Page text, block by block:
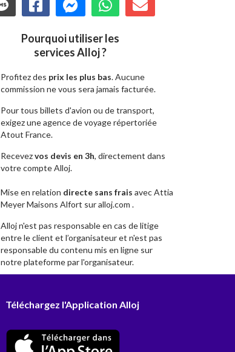
Pourquoi utiliser les
services Alloj ?
Profitez des prix les plus bas. Aucune
commission ne vous sera jamais facturée.
Pour tous billets d'avion ou de transport,
exigez une agence de voyage répertoriée
Atout France.
Recevezvos devis en 3h, directement dans
votre compte Alloj.
Mise en relation directe sans frais avec Attia
Meyer Maisons Alfort sur alloj.com .
Alloj n'est pas responsable en cas de litige
entre le client et l’organisateur et n'est pas
responsable du contenu mis en ligne sur
notre plateforme par l'organisateur.
Téléchargez l'Application Alloj